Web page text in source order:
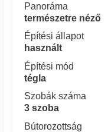
Panoráma
természetre néző
Építési állapot
használt
Építési mód
tégla
Szobák száma
3 szoba
Bútorozottság